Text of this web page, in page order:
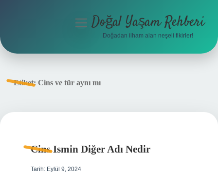
menüyüDoğal Yaşam Rehberi
Doğadan ilham alan neşeli fikirler!
Etiket: Cins ve tür aynı mı
Cins Ismin Diğer Adı Nedir
Tarih: Eylül 9, 2024